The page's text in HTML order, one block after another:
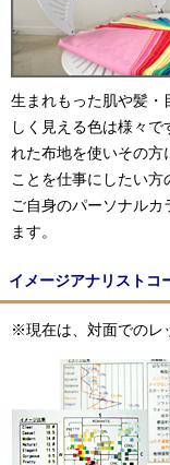
生まれもった肌や髪・
しく見える色は様々
れた布地を使いその方
ことを仕事にしたい方
ご自身のパーソナルカ
ます。
イメージアナリストコ
※現在は、対面でのレ